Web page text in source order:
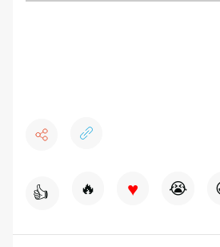
👍 🔥 ♥ 😭